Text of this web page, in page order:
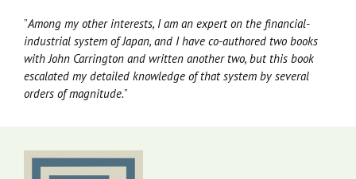
”Among my other interests, I am an expert on the financial-
industrial system of Japan, and I have co-authored two books
with John Carrington and written another two, but this book
escalated my detailed knowledge of that system by several
orders of magnitude.”